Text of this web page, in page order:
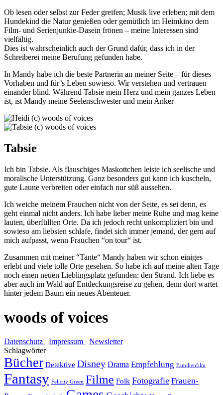
Ob lesen oder selbst zur Feder greifen; Musik live erleben; mit dem
Hundekind die Natur genießen oder gemütlich im Heimkino dem
Film- und Serienjunkie-Dasein frönen – meine Interessen sind
vielfältig.
Dies ist wahrscheinlich auch der Grund dafür, dass ich in der
Schreiberei meine Berufung gefunden habe.
In Mandy habe ich die beste Partnerin an meiner Seite – für dieses
Vorhaben und für’s Leben sowieso. Wir verstehen und vertrauen
einander blind. Während Tabsie mein Herz und mein ganzes Leben
ist, ist Mandy meine Seelenschwester und mein Anker
Tabsie
Ich bin Tabsie. Als flauschiges Maskottchen leiste ich seelische und
moralische Unterstützung. Ganz besonders gut kann ich kuscheln,
gute Laune verbreiten oder einfach nur süß aussehen.
Ich weiche meinem Frauchen nicht von der Seite, es sei denn, es
geht einmal nicht anders. Ich habe lieber meine Ruhe und mag keine
lauten, überfüllten Orte. Da ich jedoch recht unkompliziert bin und
sowieso am liebsten schlafe, findet sich immer jemand, der gern auf
mich aufpasst, wenn Frauchen “on tour“ ist.
Zusammen mit meiner “Tante“ Mandy haben wir schon einiges
erlebt und viele tolle Orte gesehen. So habe ich auf meine alten Tage
noch einen neuen Lieblingsplatz gefunden: den Strand. Ich liebe es
aber auch im Wald auf Entdeckungsreise zu gehen, denn dort wartet
hinter jedem Baum ein neues Abenteuer.
woods of voices
Datenschutz Impressum
Newsletter
Schlagwörter
Bücher Detektive Disney Drama Empfehlung Familienfilm
Fantasy Felicity Green Filme Folk Fotografie Frauen-